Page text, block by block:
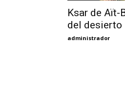
Ksar de Aït-
del desierto
administrador